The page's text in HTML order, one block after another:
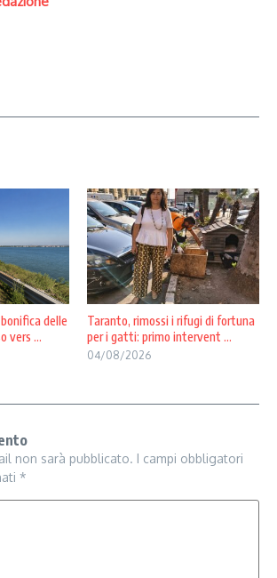
delle
vers ...
Taranto, rimossi i rifugi di fortuna
per i gatti: primo intervent ...
04/08/2026
non sarà pubblicato. I campi obbligatori
*